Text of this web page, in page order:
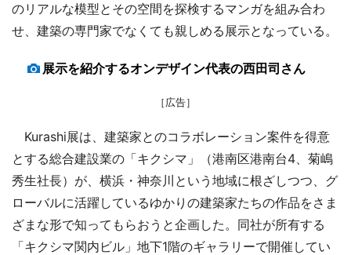
のリアルな模型とその空間を探検するマンガを組み合わ
せ、建築の専門家でなくても親しめる展示となっている。
展示を紹介するオンデザイン代表の西田司さん
［広告］
Kurashi展は、建築家とのコラボレーション案件を得意
とする総合建設業の「キクシマ」（港南区港南台4、菊嶋
秀生社長）が、横浜・神奈川という地域に根ざしつつ、グ
ローバルに活躍しているゆかりの建築家たちの作品をさま
ざまな形で知ってもらおうと企画した。同社が所有する
「キクシマ関内ビル」地下1階のギャラリーで開催してい